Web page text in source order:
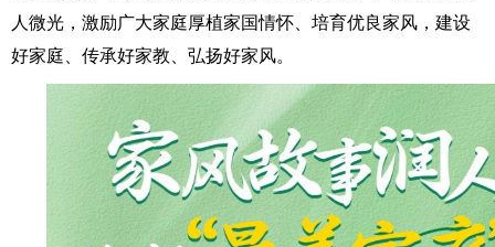
人微光，激励广大家庭厚植家国情怀、培育优良家风，建设
好家庭、传承好家教、弘扬好家风。